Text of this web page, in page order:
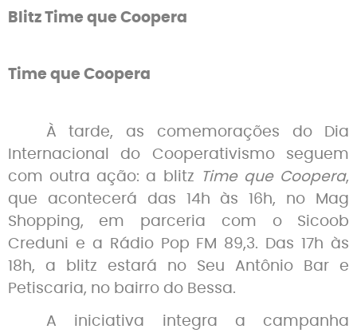
Blitz Time que Coopera
Time que Coopera
À tarde, as comemorações do Dia
Internacional do Cooperativismo seguem
com outra ação: a blitz
Time que Coopera,
que acontecerá das 14h às 16h, no Mag
Shopping, em parceria com o Sicoob
Creduni e a Rádio Pop FM 89,3. Das 17h às
18h, a blitz estará no Seu Antônio Bar e
Petiscaria, no bairro do Bessa.
A iniciativa integra a campanha